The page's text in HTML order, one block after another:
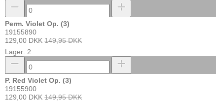
Perm. Violet Op. (3)
19155890
129,00 DKK 149,95 DKK
Lager: 2
P. Red Violet Op. (3)
19155900
129,00 DKK 149,95 DKK